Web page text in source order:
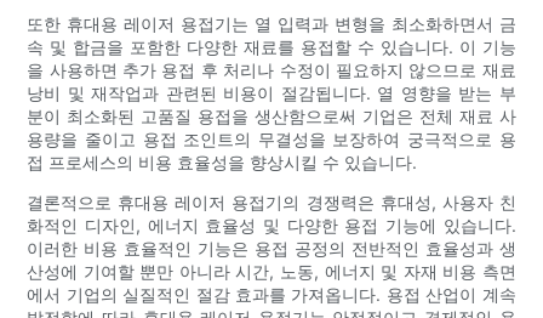
또한 휴대용 레이저 용접기는 열 입력과 변형을 최소화하면서 금
속 및 합금을 포함한 다양한 재료를 용접할 수 있습니다. 이 기능
을 사용하면 추가 용접 후 처리나 수정이 필요하지 않으므로 재료
낭비 및 재작업과 관련된 비용이 절감됩니다. 열 영향을 받는 부
분이 최소화된 고품질 용접을 생산함으로써 기업은 전체 재료 사
용량을 줄이고 용접 조인트의 무결성을 보장하여 궁극적으로 용
접 프로세스의 비용 효율성을 향상시킬 수 있습니다.
결론적으로 휴대용 레이저 용접기의 경쟁력은 휴대성, 사용자 친
화적인 디자인, 에너지 효율성 및 다양한 용접 기능에 있습니다.
이러한 비용 효율적인 기능은 용접 공정의 전반적인 효율성과 생
산성에 기여할 뿐만 아니라 시간, 노동, 에너지 및 자재 비용 측면
에서 기업의 실질적인 절감 효과를 가져옵니다. 용접 산업이 계속